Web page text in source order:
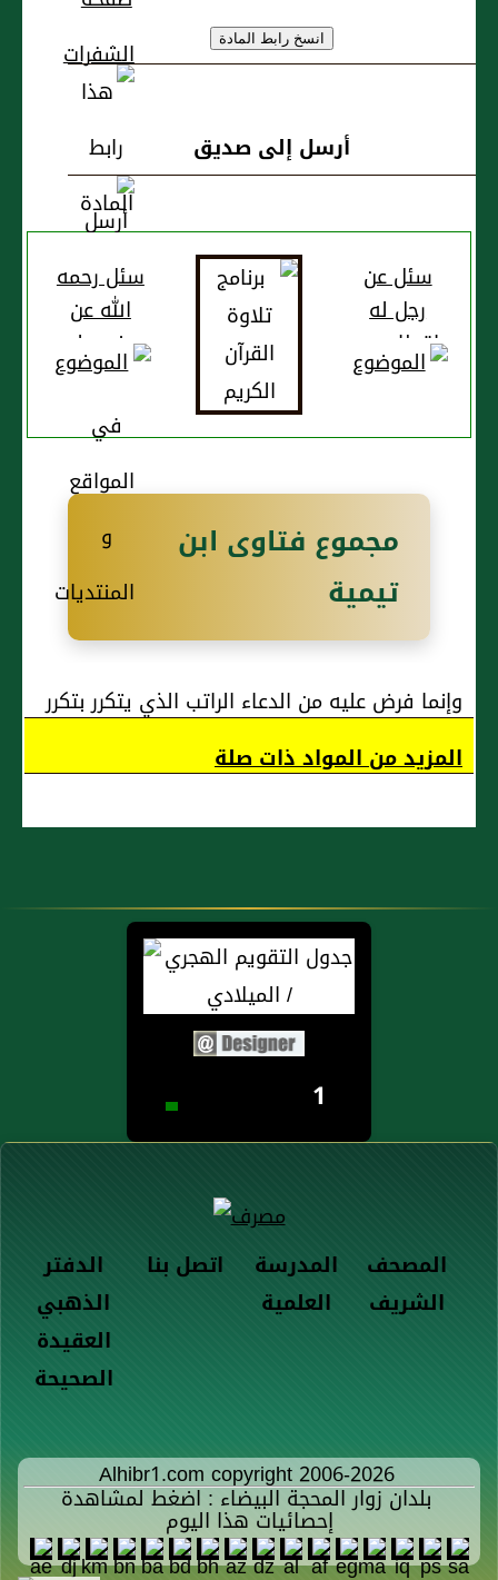
أرسل إلى صديق
سئل عن
رجل له
إقطاع من
السلطان
لفلاح
سئل رحمه
الله عن
جندي له
أرض خالية
مجموع فتاوى ابن
تيمية
وإنما فرض عليه من الدعاء الراتب الذي يتكرر بتكرر
الصلوات
المزيد من المواد ذات صلة
1
الدفتر
الذهبي
اتصل بنا
المدرسة
العلمية
المصحف
الشريف
العقيدة
الصحيحة
Alhibr1.com copyright 2006-2026
بلدان زوار المحجة البيضاء : اضغط لمشاهدة
إحصائيات هذا اليوم